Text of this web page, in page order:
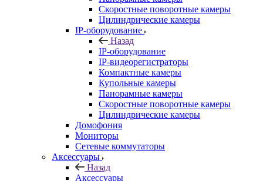
Скоростные поворотные камеры
Цилиндрические камеры
IP-оборудование
Назад
IP-оборудование
IP-видеорегистраторы
Компактные камеры
Купольные камеры
Панорамные камеры
Скоростные поворотные камеры
Цилиндрические камеры
Домофония
Мониторы
Сетевые коммутаторы
Аксессуары
Назад
Аксессуары